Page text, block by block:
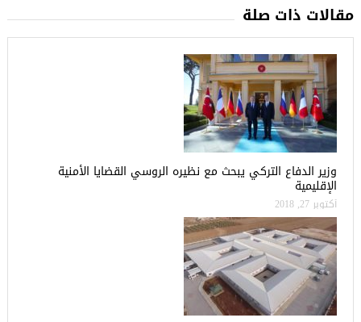
مقالات ذات صلة
وزير الدفاع التركي يبحث مع نظيره الروسي القضايا الأمنية
الإقليمية
أكتوبر 27, 2018